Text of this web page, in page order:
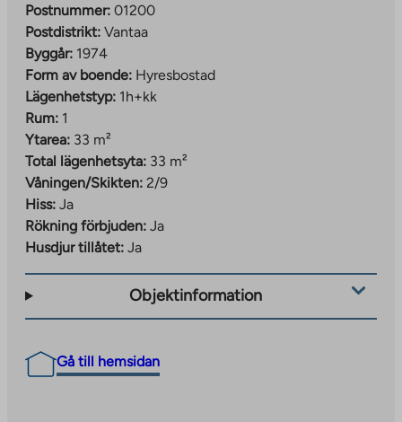
Postnummer: 01200
Postdistrikt: Vantaa
Byggår: 1974
Form av boende: Hyresbostad
Lägenhetstyp: 1h+kk
Rum: 1
Ytarea: 33 m²
Total lägenhetsyta: 33 m²
Våningen/Skikten: 2/9
Hiss: Ja
Rökning förbjuden: Ja
Husdjur tillåtet: Ja
Objektinformation
Gå till hemsidan